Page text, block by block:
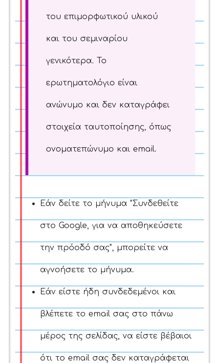
του επιμορφωτικού υλικού
και του σεμιναρίου
γενικότερα. Το
ερωτηματολόγιο είναι
ανώνυμο και δεν καταγράφει
στοιχεία ταυτοποίησης, όπως
ονοματεπώνυμο και email.
Εάν δείτε το μήνυμα "Συνδεθείτε
στο Google, για να αποθηκεύσετε
την πρόοδό σας", μπορείτε να
αγνοήσετε το μήνυμα.
Εάν είστε ήδη συνδεδεμένοι και
βλέπετε το email σας στο πάνω
μέρος της σελίδας, να είστε βέβαιοι
ότι το email σας δεν καταγράφεται